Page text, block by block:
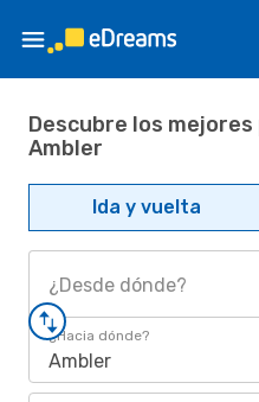
Descubre los
Ambler
Ida y vuelta
¿Desde dónde?
¿Hacia dónde?
Ambler